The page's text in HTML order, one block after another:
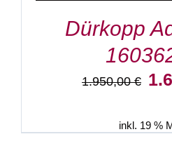
Dürkopp
1.950,00€
inkl. 19 %